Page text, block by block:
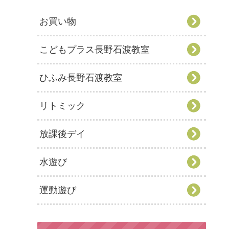
お買い物
こどもプラス長野石渡教室
ひふみ長野石渡教室
リトミック
放課後デイ
水遊び
運動遊び